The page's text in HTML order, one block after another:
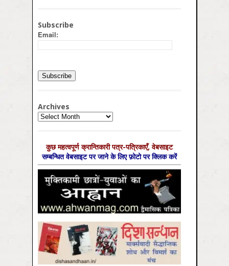
Subscribe
Email:
Archives
Archives
कुछ महत्‍वपूर्ण क्रान्तिकारी पत्र-पत्रिकाएँ, वेबसाइट
सम्‍बन्धित वेबसाइट पर जाने के लिए फ़ोटो पर क्लिक करें